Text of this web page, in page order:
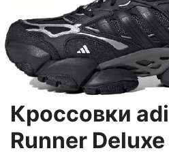
Кроссовки
Runner Deluxe